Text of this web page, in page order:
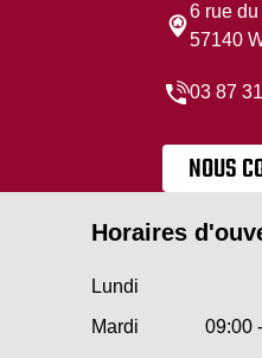
6 rue
57140
03 87
NOUS
Horaires
Lundi
Mardi
09:00